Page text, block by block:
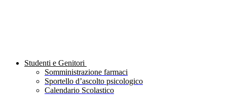
Studenti e Genitori
Somministrazione farmaci
Sportello d’ascolto psicologico
Calendario Scolastico